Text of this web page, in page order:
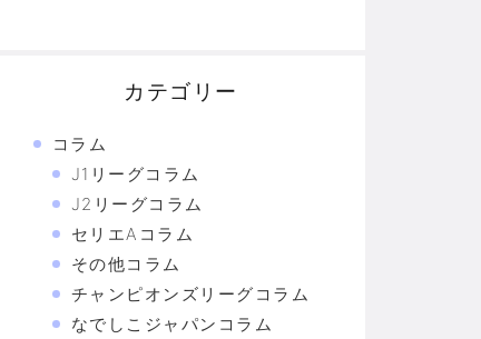
カテゴリー
コラム
J1リーグコラム
J2リーグコラム
セリエAコラム
その他コラム
チャンピオンズリーグコラム
なでしこジャパンコラム